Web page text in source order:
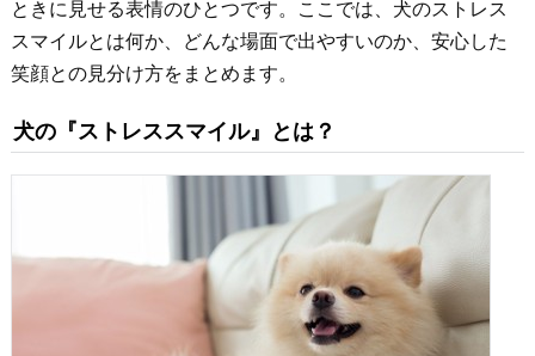
ときに見せる表情のひとつです。ここでは、犬のストレス
スマイルとは何か、どんな場面で出やすいのか、安心した
笑顔との見分け方をまとめます。
犬の『ストレススマイル』とは？